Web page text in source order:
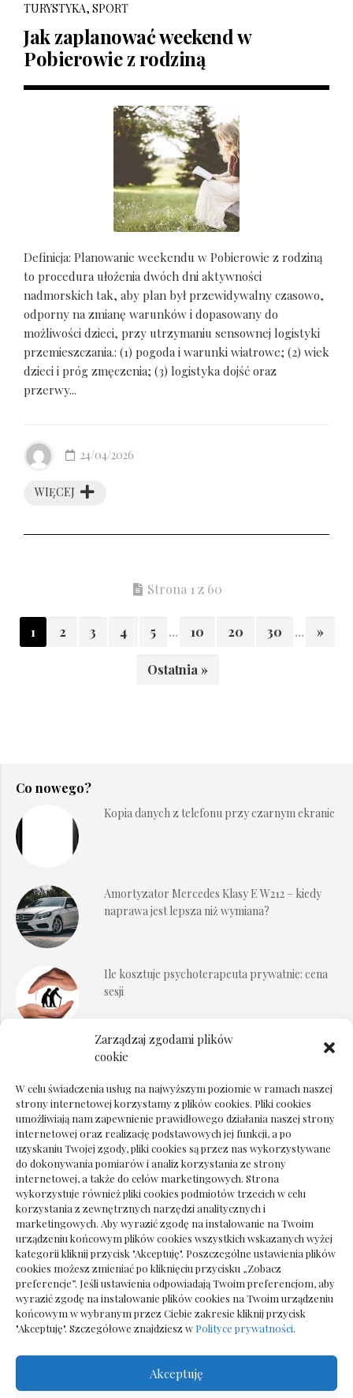
Zarządzaj zgodami plików
cookie
W celu świadczenia usług na najwyższym poziomie w ramach naszej
strony internetowej korzystamy z plików cookies. Pliki cookies
umożliwiają nam zapewnienie prawidłowego działania naszej strony
internetowej oraz realizację podstawowych jej funkcji, a po
uzyskaniu Twojej zgody, pliki cookies są przez nas wykorzystywane
do dokonywania pomiarów i analiz korzystania ze strony
internetowej, a także do celów marketingowych. Strona
wykorzystuje również pliki cookies podmiotów trzecich w celu
korzystania z zewnętrznych narzędzi analitycznych i
marketingowych. Aby wyrazić zgodę na instalowanie na Twoim
urządzeniu końcowym plików cookies wszystkich wskazanych wyżej
kategorii kliknij przycisk "Akceptuję". Poszczególne ustawienia plików
cookies możesz zmieniać po kliknięciu przycisku „Zobacz
preferencje”. Jeśli ustawienia odpowiadają Twoim preferencjom, aby
wyrazić zgodę na instalowanie plików cookies na Twoim urządzeniu
końcowym w wybranym przez Ciebie zakresie kliknij przycisk
"Akceptuję". Szczegółowe znajdziesz w Polityce prywatności.
Akceptuję
TURYSTYKA, SPORT
Jak zaplanować weekend w
Pobierowie z rodziną
Definicja: Planowanie weekendu w Pobierowie z rodziną
to procedura ułożenia dwóch dni aktywności
nadmorskich tak, aby plan był przewidywalny czasowo,
odporny na zmianę warunków i dopasowany do
możliwości dzieci, przy utrzymaniu sensownej logistyki
przemieszczania.: (1) pogoda i warunki wiatrowe; (2) wiek
dzieci i próg zmęczenia; (3) logistyka dojść oraz
przerwy...
WIĘCEJ
24/04/2026
Strona 1 z 60
1 2 3 4 5 ... 10 20 30 ... »
Ostatnia »
Co nowego?
Kopia danych z telefonu przy czarnym ekranie
Amortyzator Mercedes Klasy E W212 – kiedy
naprawa jest lepsza niż wymiana?
Ile kosztuje psychoterapeuta prywatnie: cena
sesji
Dokumenty do odbioru przy zmianie biura
Deska podłogowa do salonu: jak wybrać bez
pośpiechu